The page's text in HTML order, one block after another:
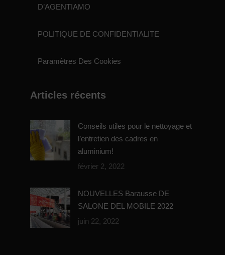
D’AGENTIAMO
POLITIQUE DE CONFIDENTIALITE
Paramètres Des Cookies
Articles récents
Conseils utiles pour le nettoyage et
l’entretien des cadres en
aluminium!
février 2, 2022
NOUVELLES Barausse DE
SALONE DEL MOBILE 2022
juin 22, 2022